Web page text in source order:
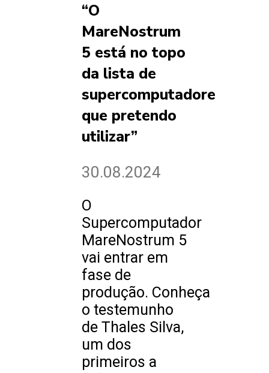
“O
MareNostrum
5 está no topo
da lista de
supercomputadores
que pretendo
utilizar”
30.08.2024
O
Supercomputador
MareNostrum 5
vai entrar em
fase de
produção. Conheça
o testemunho
de Thales Silva,
um dos
primeiros a